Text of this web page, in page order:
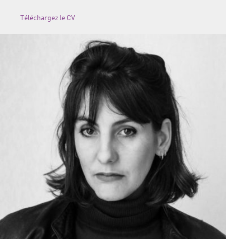
Téléchargez le CV